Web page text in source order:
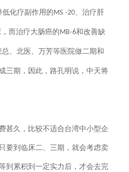
化疗副作用的 MS -20、治疗肝
而治疗大肠癌的 MB-6和改善缺
总、北医、万芳等医院做二期和
三期，因此，路孔明说，中天将
久，比较不适合台湾中小型企
要到临床二、三期，就会考虑卖
到累积到一定实力后，才会去完